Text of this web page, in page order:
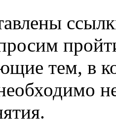
пройти,
тем, в